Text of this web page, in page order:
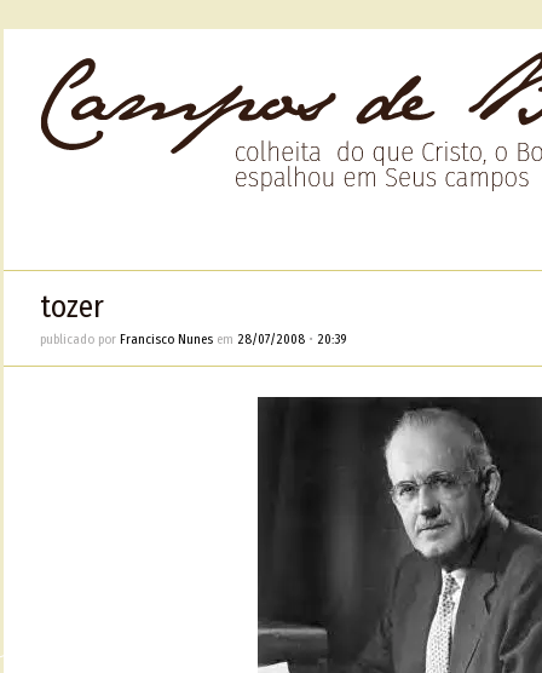
tozer
publicado por Francisco Nunesem 28/07/2008• 20:39